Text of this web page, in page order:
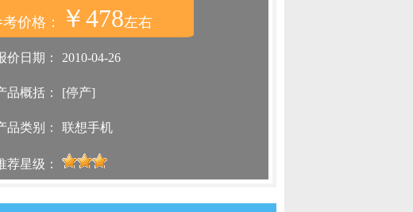
价格： ￥478左右
价日期： 2010-04-26
品概括： [停产]
品类别： 联想手机
荐星级：